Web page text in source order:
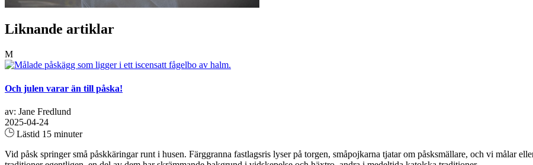
Liknande artiklar
M
Och julen varar än till påska!
av: Jane Fredlund
2025-04-24
Lästid 15 minuter
Vid påsk springer små påskkäringar runt i husen. Färggranna fastlagsris lyser på torgen, småpojkarna tjatar om påsksmällare, och vi målar